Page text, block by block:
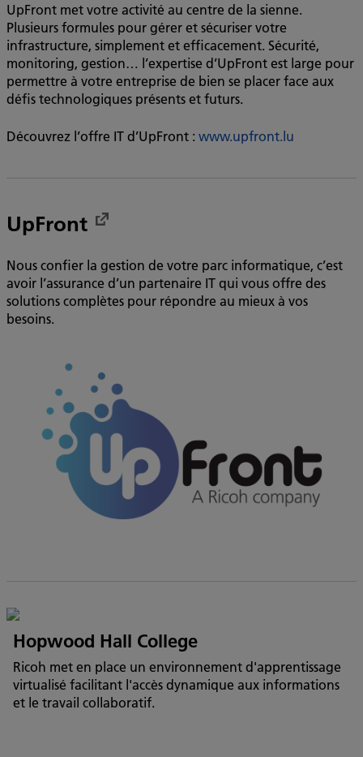
UpFront met votre activité au centre de la sienne.
Plusieurs formules pour gérer et sécuriser votre
infrastructure, simplement et efficacement. Sécurité,
monitoring, gestion… l’expertise d’UpFront est large pour
permettre à votre entreprise de bien se placer face aux
défis technologiques présents et futurs.
Découvrez l’offre IT d’UpFront : www.upfront.lu
UpFront
Nous confier la gestion de votre parc informatique, c’est
avoir l’assurance d’un partenaire IT qui vous offre des
solutions complètes pour répondre au mieux à vos
besoins.
Hopwood Hall College
Ricoh met en place un environnement d'apprentissage
virtualisé facilitant l'accès dynamique aux informations
et le travail collaboratif.